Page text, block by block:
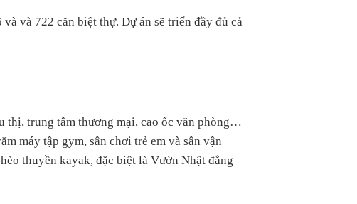
và 722 căn biệt thự. Dự án sẽ triển đầy đủ cả
thị, trung tâm thương mại, cao ốc văn phòng…
máy tập gym, sân chơi trẻ em và sân vận
thuyền kayak, đặc biệt là Vườn Nhật đẳng